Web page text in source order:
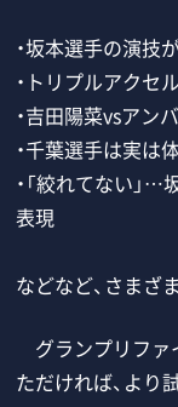
・坂本選手の演技
・トリプルアクセ
・吉田陽菜vsアン
・千葉選手は実は
・「絞れてない」
表現
などなど、さまざ
グランプリファ
ただければ、より